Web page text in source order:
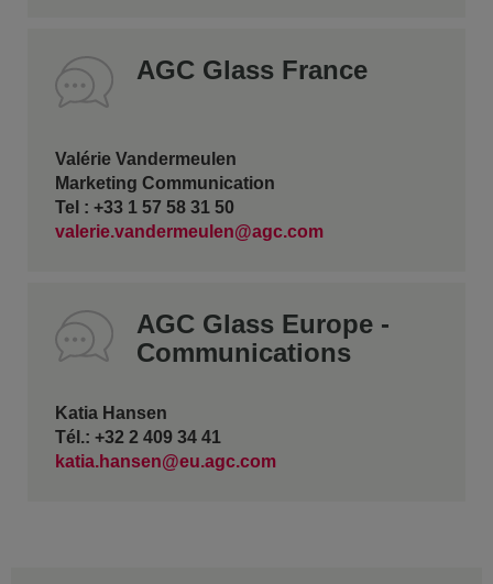
AGC Glass France
Valérie Vandermeulen
Marketing Communication
Tel : +33 1 57 58 31 50
valerie.vandermeulen@agc.com
AGC Glass Europe -
Communications
Katia Hansen
Tél.: +32 2 409 34 41
katia.hansen@eu.agc.com